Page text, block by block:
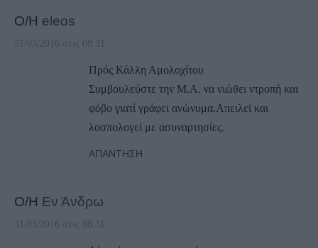
Ο/Η eleos
31/03/2016 στις 08:31
Πρός Κάλλη Αμολοχίτου
Συμβουλεύστε την Μ.Α. να νιώθει ντροπή και
φόβο γιατί γράφει ανώνυμα.Απειλεί και
λοσπολογεί με ασυναρτησίες.
ΑΠΆΝΤΗΣΗ
Ο/Η Εν Άνδρω
31/03/2016 στις 08:31